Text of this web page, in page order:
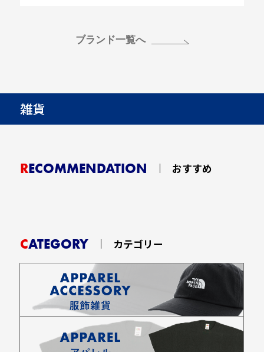
ブランド一覧へ
雑貨
RECOMMENDATION おすすめ
CATEGORY カテゴリー